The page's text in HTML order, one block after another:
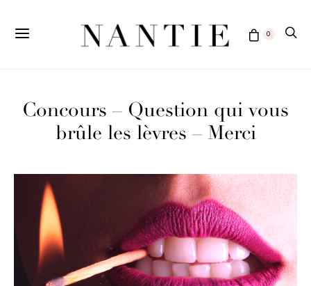
0
Concours – Question qui vous
brûle les lèvres – Merci